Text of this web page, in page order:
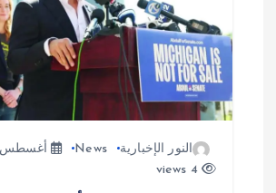
ت
النور الإخبارية News
أغسطس 9, 2026
4 views